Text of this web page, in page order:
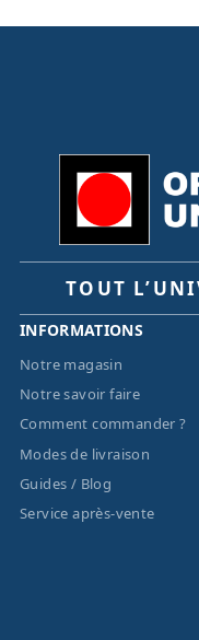
TOUT
INFORMATIONS
Notre magasin
Notre savoir faire
Comment commander ?
Modes de livraison
Guides / Blog
Service après-vente